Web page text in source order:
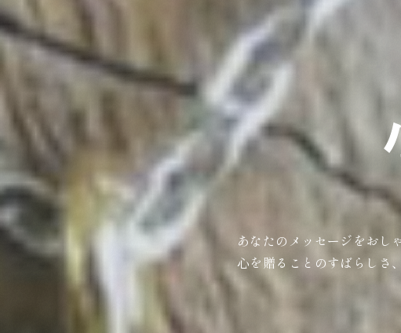
あなたのメッセージをおし
心を贈ることのすばらしさ